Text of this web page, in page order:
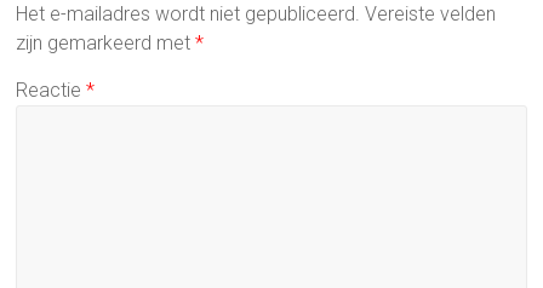
Het e-mailadres wordt niet gepubliceerd. Vereiste velden
zijn gemarkeerd met*
Reactie*